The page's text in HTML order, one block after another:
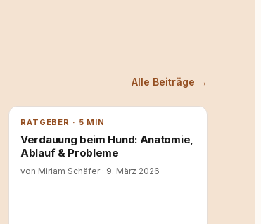
Alle Beiträge →
RATGEBER · 5 MIN
Verdauung beim Hund: Anatomie,
Ablauf & Probleme
von Miriam Schäfer · 9. März 2026